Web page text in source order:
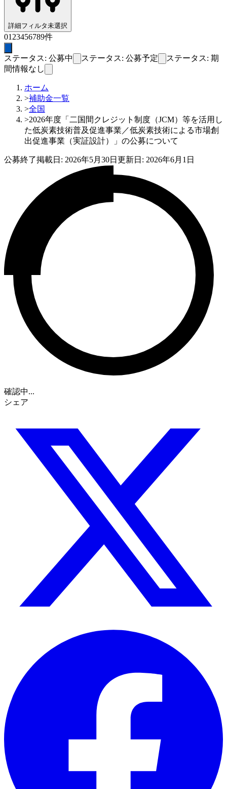
詳細フィルタ未選択
01 23456789件
ステータス: 公募中 ステータス: 公募予定
ステータス: 期
間情報なし
ホーム
>補助金一覧
>全国
>2026年度「二国間クレジット制度（JCM）等を活用し
た低炭素技術普及促進事業／低炭素技術による市場創
出促進事業（実証設計）」の公募について
公募終了掲載日: 2026年5月30日 更新日: 2026年6月1日
確認中...
シェア